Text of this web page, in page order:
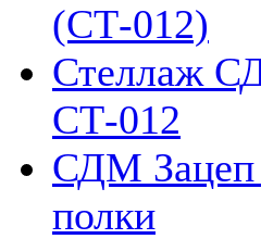
(СТ-012)
Стеллаж
СТ-012
СДМ Зацеп
полки